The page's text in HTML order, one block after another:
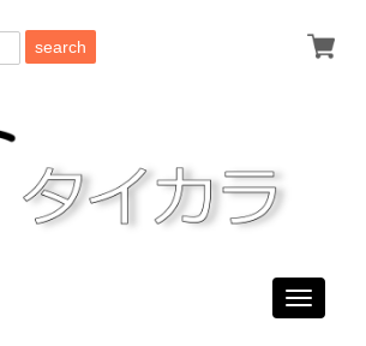
search
Toggle